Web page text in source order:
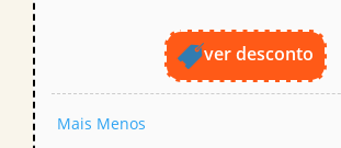
ver desconto
Mais Menos